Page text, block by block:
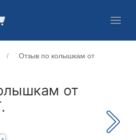
Отзыв по колышкам от
от